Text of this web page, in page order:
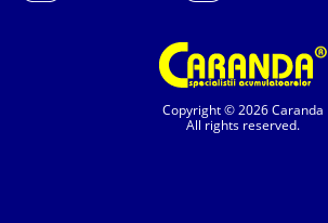
Copyright © 2026 Caranda
All rights reserved.